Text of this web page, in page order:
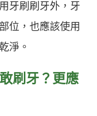
牙刷刷牙外，牙
位，也應該使用
淨。
刷牙？更應